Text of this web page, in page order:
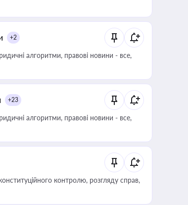
+2
алгоритми, правові новини - все,
+23
алгоритми, правові новини - все,
контролю, розгляду справ,